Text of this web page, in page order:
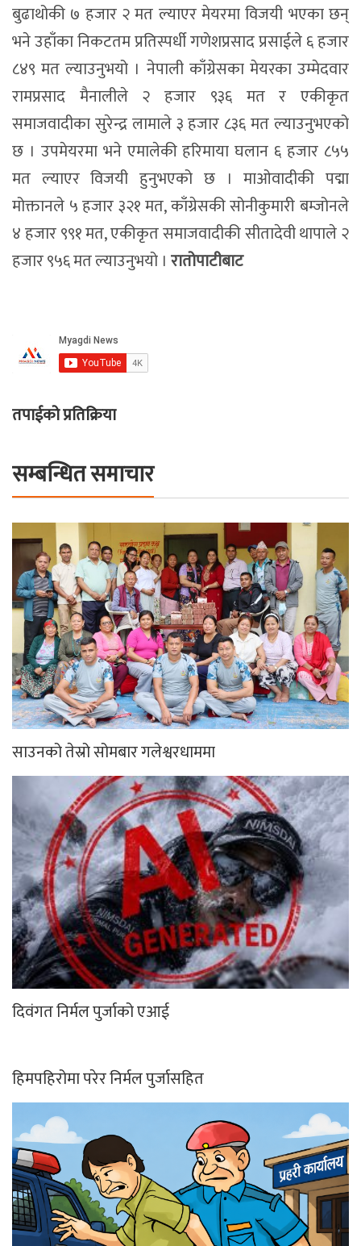
बुढाथोकी ७ हजार २ मत ल्याएर मेयरमा विजयी भएका छन्
भने उहाँका निकटतम प्रतिस्पर्धी गणेशप्रसाद प्रसाईले ६ हजार
८४९ मत ल्याउनुभयो । नेपाली काँग्रेसका मेयरका उम्मेदवार
रामप्रसाद मैनालीले २ हजार ९३६ मत र एकीकृत
समाजवादीका सुरेन्द्र लामाले ३ हजार ८३६ मत ल्याउनुभएको
छ । उपमेयरमा भने एमालेकी हरिमाया घलान ६ हजार ८५५
मत ल्याएर विजयी हुनुभएको छ । माओवादीकी पद्मा
मोक्तानले ५ हजार ३२१ मत, काँग्रेसकी सोनीकुमारी बम्जोनले
४ हजार ९९१ मत, एकीकृत समाजवादीकी सीतादेवी थापाले २
हजार ९५६ मत ल्याउनुभयो । रातोपाटीबाट
तपाईको प्रतिक्रिया
सम्बन्धित समाचार
साउनको तेस्रो सोमबार गलेश्वरधाममा
दिवंगत निर्मल पुर्जाको एआई
हिमपहिरोमा परेर निर्मल पुर्जासहित